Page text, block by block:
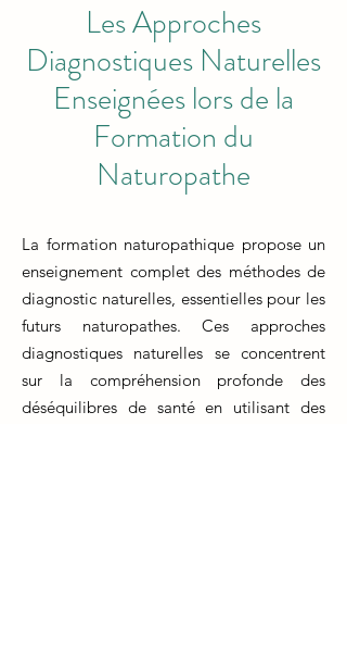
Les Approches
Diagnostiques Naturelles
Enseignées lors de la
Formation du
Naturopathe
La formation naturopathique propose un
enseignement complet des méthodes de
diagnostic naturelles, essentielles pour les
futurs naturopathes. Ces approches
diagnostiques naturelles se concentrent
sur la compréhension profonde des
déséquilibres de santé en utilisant des